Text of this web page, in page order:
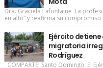
Dra. Graciela Lafontaine La
en alto” y reafirma su
Ejército detiene
migratoria
Rodríguez
COMPARTE: Santo Domingo. El